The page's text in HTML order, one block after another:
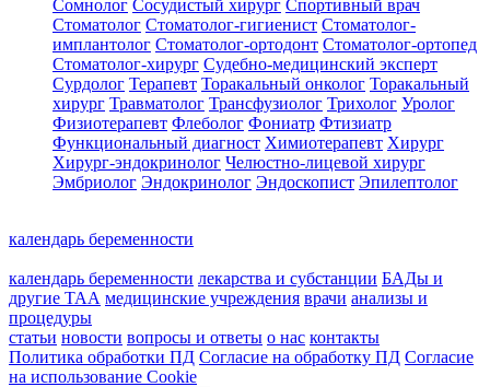
Сомнолог Сосудистый хирург Спортивный врач
Стоматолог Стоматолог-гигиенист Стоматолог-
имплантолог Стоматолог-ортодонт Стоматолог-ортопед
Стоматолог-хирург Судебно-медицинский эксперт
Сурдолог Терапевт Торакальный онколог Торакальный
хирург Травматолог Трансфузиолог Трихолог Уролог
Физиотерапевт Флеболог Фониатр Фтизиатр
Функциональный диагност Химиотерапевт Хирург
Хирург-эндокринолог Челюстно-лицевой хирург
Эмбриолог Эндокринолог Эндоскопист Эпилептолог
календарь беременности
календарь беременности лекарства и субстанции БАДы и
другие ТАА медицинские учреждения врачи анализы и
процедуры
статьи новости вопросы и ответы о нас контакты
Политика обработки ПД Согласие на обработку ПД Согласие
на использование Cookie